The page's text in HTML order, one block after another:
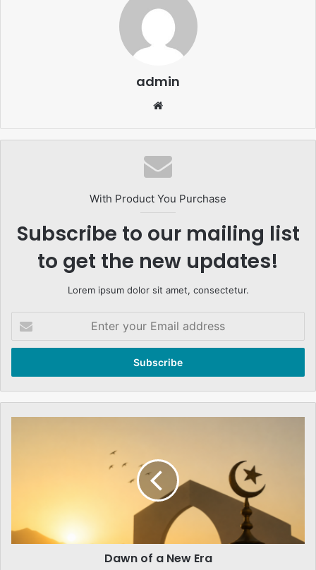
admin
With Product You Purchase
Subscribe to our mailing list
to get the new updates!
Lorem ipsum dolor sit amet, consectetur.
your
Email
Dawn of a New Era